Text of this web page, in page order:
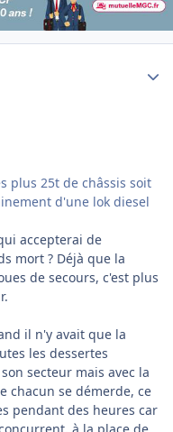
plus 25t de châssis soit
d'une lok diesel
accepterai de
mort ? Déjà que la
de secours, c'est plus
il n'y avait que la
les dessertes
secteur mais avec la
chacun se démerde, ce
pendant des heures car